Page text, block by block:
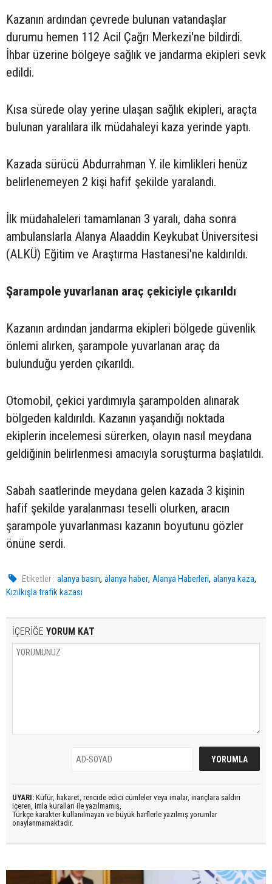
Kazanın ardından çevrede bulunan vatandaşlar
durumu hemen 112 Acil Çağrı Merkezi'ne bildirdi.
İhbar üzerine bölgeye sağlık ve jandarma ekipleri sevk
edildi.
Kısa sürede olay yerine ulaşan sağlık ekipleri, araçta
bulunan yaralılara ilk müdahaleyi kaza yerinde yaptı.
Kazada sürücü Abdurrahman Y. ile kimlikleri henüz
belirlenemeyen 2 kişi hafif şekilde yaralandı.
İlk müdahaleleri tamamlanan 3 yaralı, daha sonra
ambulanslarla Alanya Alaaddin Keykubat Üniversitesi
(ALKÜ) Eğitim ve Araştırma Hastanesi'ne kaldırıldı.
Şarampole yuvarlanan araç çekiciyle çıkarıldı
Kazanın ardından jandarma ekipleri bölgede güvenlik
önlemi alırken, şarampole yuvarlanan araç da
bulunduğu yerden çıkarıldı.
Otomobil, çekici yardımıyla şarampolden alınarak
bölgeden kaldırıldı. Kazanın yaşandığı noktada
ekiplerin incelemesi sürerken, olayın nasıl meydana
geldiğinin belirlenmesi amacıyla soruşturma başlatıldı.
Sabah saatlerinde meydana gelen kazada 3 kişinin
hafif şekilde yaralanması teselli olurken, aracın
şarampole yuvarlanması kazanın boyutunu gözler
önüne serdi.
Etiketler : alanya basın,alanya haber,Alanya Haberleri,alanya kaza,
Kızılkışla trafik kazası
İÇERİĞE YORUM KAT
UYARI: Küfür, hakaret, rencide edici cümleler veya imalar, inançlara saldırı
içeren, imla kuralları ile yazılmamış,
Türkçe karakter kullanılmayan ve büyük harflerle yazılmış yorumlar
onaylanmamaktadır.